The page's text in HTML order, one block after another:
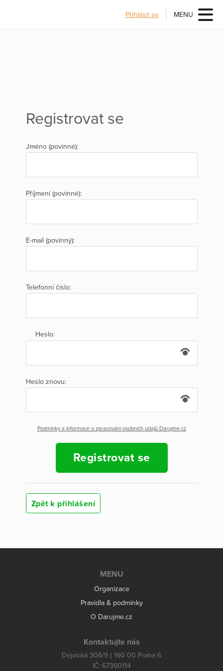
Přihlásit se MENU
Registrovat se
Jméno (povinné):
Příjmení (povinné):
E-mail (povinný):
Telefonní číslo:
Heslo:
Heslo znovu:
Podmínky a informace o zpracování osobních údajů Darujme.cz
Registrovat se
Zpět k přihlášení
MENU
Organizace
Pravidla & podmínky
O Darujme.cz
Kontaktujte nás
Dejvická 306/9 | 160 00 Praha 6
IČ: 67360114